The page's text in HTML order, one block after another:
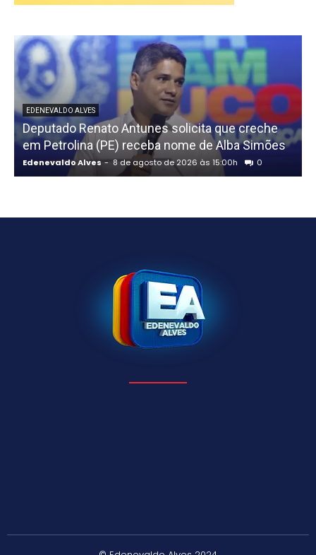
EDENEVALDO ALVES
Deputado Renato Antunes solicita que creche
em Petrolina (PE) receba nome de Alba Simões
Edenevaldo Alves - 8 de agosto de 2026 às 15:00h 0